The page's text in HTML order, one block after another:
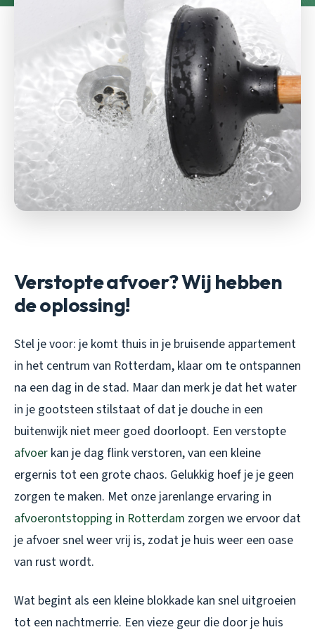
Verstopte afvoer? Wij hebben
de oplossing!
Stel je voor: je komt thuis in je bruisende appartement
in het centrum van Rotterdam, klaar om te ontspannen
na een dag in de stad. Maar dan merk je dat het water
in je gootsteen stilstaat of dat je douche in een
buitenwijk niet meer goed doorloopt. Een verstopte
afvoer kan je dag flink verstoren, van een kleine
ergernis tot een grote chaos. Gelukkig hoef je je geen
zorgen te maken. Met onze jarenlange ervaring in
afvoerontstopping in Rotterdam zorgen we ervoor dat
je afvoer snel weer vrij is, zodat je huis weer een oase
van rust wordt.
Wat begint als een kleine blokkade kan snel uitgroeien
tot een nachtmerrie. Een vieze geur die door je huis